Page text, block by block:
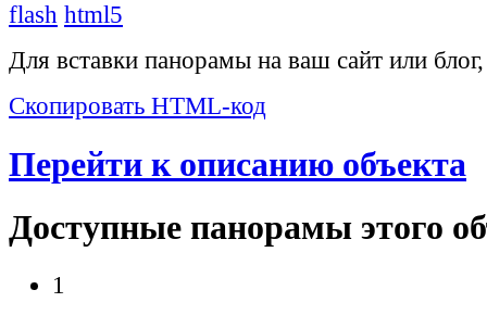
flash html5
Для вставки панорамы на ваш сайт или
Скопировать HTML-код
Перейти к описанию объекта
Доступные панорамы этого
1